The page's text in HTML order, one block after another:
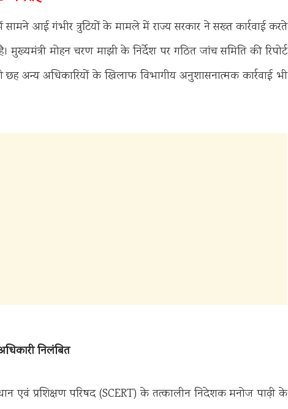
आई गंभीर त्रुटियों के मामले में राज्य सरकार ने सख्त कार्रवाई करते
मुख्यमंत्री मोहन चरण माझी के निर्देश पर गठित जांच समिति की रिपोर्ट
अन्य अधिकारियों के खिलाफ विभागीय अनुशासनात्मक कार्रवाई भी
निलंबित
एवं प्रशिक्षण परिषद (SCERT) के तत्कालीन निदेशक मनोज पाढ़ी के